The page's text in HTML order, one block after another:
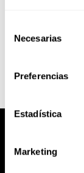
Necesarias
Preferencias
Estadística
Marketing